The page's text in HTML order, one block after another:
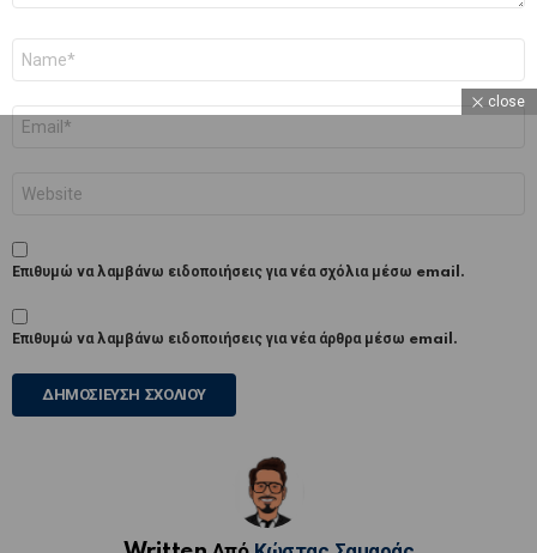
Email
Επιθυμώ να λαμβάνω ειδοποιήσεις για νέα σχόλια μέσω email.
Επιθυμώ να λαμβάνω ειδοποιήσεις για νέα άρθρα μέσω email.
close